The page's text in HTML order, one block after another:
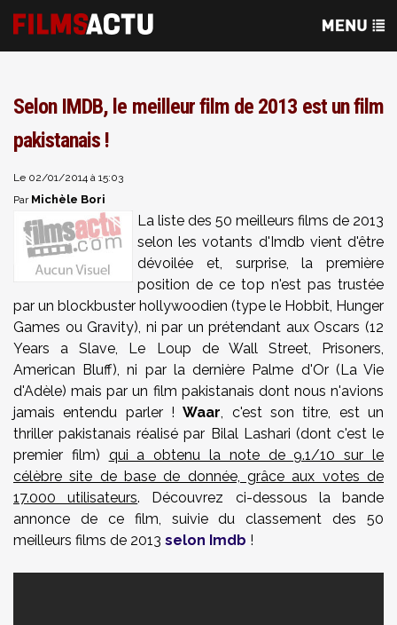
Selon IMDB, le meilleur film de 2013 est un film
pakistanais !
Le 02/01/2014 à 15:03
Par Michèle Bori
La liste des 50 meilleurs films de 2013
selon les votants d'Imdb vient d'être
dévoilée et, surprise, la première
position de ce top n'est pas trustée
par un blockbuster hollywoodien (type le Hobbit, Hunger
Games ou Gravity), ni par un prétendant aux Oscars (12
Years a Slave, Le Loup de Wall Street, Prisoners,
American Bluff), ni par la dernière Palme d'Or (La Vie
d'Adèle) mais par un film pakistanais dont nous n'avions
jamais entendu parler !Waar, c'est son titre, est un
thriller pakistanais réalisé par Bilal Lashari (dont c'est le
premier film) qui a obtenu la note de 9.1/10 sur le
célèbre site de base de donnée, grâce aux votes de
17.000 utilisateurs. Découvrez ci-dessous la bande
annonce de ce film, suivie du classement des 50
meilleurs films de 2013 selon Imdb !